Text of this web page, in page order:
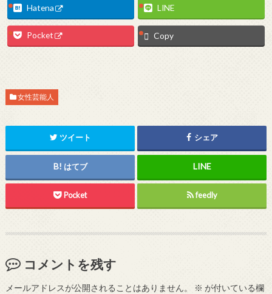
Hatena LINE
Pocket Copy
女性芸能人
ツイート シェア
はてブ
Pocket feedly
コメントを残す
メールアドレスが公開されることはありません。 ※ が付いている欄